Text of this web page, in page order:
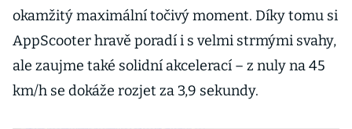
okamžitý maximální točivý moment. Díky tomu si
AppScooter hravě poradí i s velmi strmými svahy,
ale zaujme také solidní akcelerací – z nuly na 45
km/h se dokáže rozjet za 3,9 sekundy.